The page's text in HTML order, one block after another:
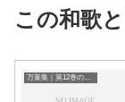
この和歌
万葉集｜第12巻の和歌一覧